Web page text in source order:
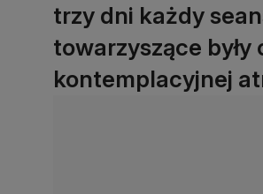
trzy dni każdy
towarzyszące były
kontemplacyjnej